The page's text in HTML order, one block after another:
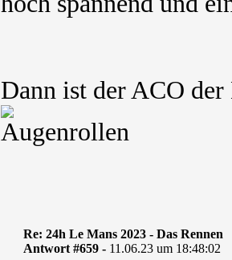
Dann ist der ACO
Re: 24h Le Mans 2023 - Das Rennen
Antwort #659 - 11.06.23 um 18:48:02